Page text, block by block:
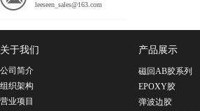
leeseen_sales@163.com
关于我们
公司简介
组织架构
营业项目
产品展示
磁回AB胶系列
EPOXY胶
弹波边胶